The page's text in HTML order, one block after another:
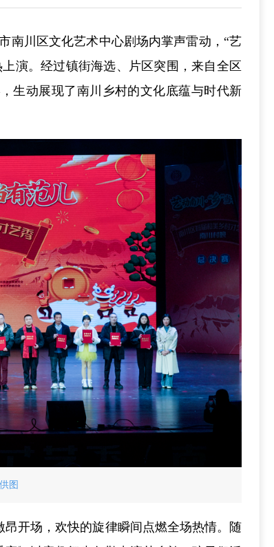
南川区文化艺术中心剧场内掌声雷动，“艺
演。经过镇街海选、片区突围，来自全区
生动展现了南川乡村的文化底蕴与时代新
图
开场，欢快的旋律瞬间点燃全场热情。随